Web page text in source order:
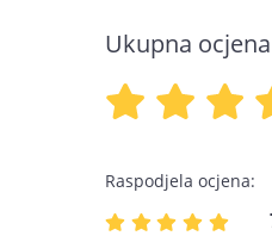
Ukupna
Raspodjela ocjena: